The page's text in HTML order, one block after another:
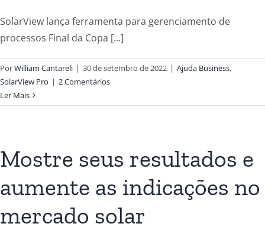
SolarView lança ferramenta para gerenciamento de
processos Final da Copa [...]
PorWilliam Cantareli | 30 de setembro de 2022 | Ajuda Business,
SolarView Pro | 2 Comentários
Ler Mais
Mostre seus resultados e
aumente as indicações no
mercado solar